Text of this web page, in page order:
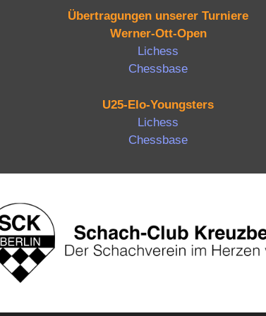
Übertragungen unserer Turniere
Werner-Ott-Open
Lichess
Chessbase
U25-Elo-Youngsters
Lichess
Chessbase